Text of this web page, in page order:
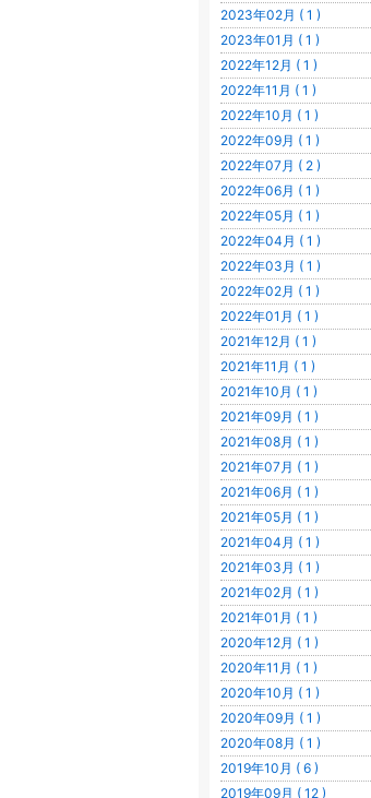
2023年02月 ( 1 )
2023年01月 ( 1 )
2022年12月 ( 1 )
2022年11月 ( 1 )
2022年10月 ( 1 )
2022年09月 ( 1 )
2022年07月 ( 2 )
2022年06月 ( 1 )
2022年05月 ( 1 )
2022年04月 ( 1 )
2022年03月 ( 1 )
2022年02月 ( 1 )
2022年01月 ( 1 )
2021年12月 ( 1 )
2021年11月 ( 1 )
2021年10月 ( 1 )
2021年09月 ( 1 )
2021年08月 ( 1 )
2021年07月 ( 1 )
2021年06月 ( 1 )
2021年05月 ( 1 )
2021年04月 ( 1 )
2021年03月 ( 1 )
2021年02月 ( 1 )
2021年01月 ( 1 )
2020年12月 ( 1 )
2020年11月 ( 1 )
2020年10月 ( 1 )
2020年09月 ( 1 )
2020年08月 ( 1 )
2019年10月 ( 6 )
2019年09月 ( 12 )